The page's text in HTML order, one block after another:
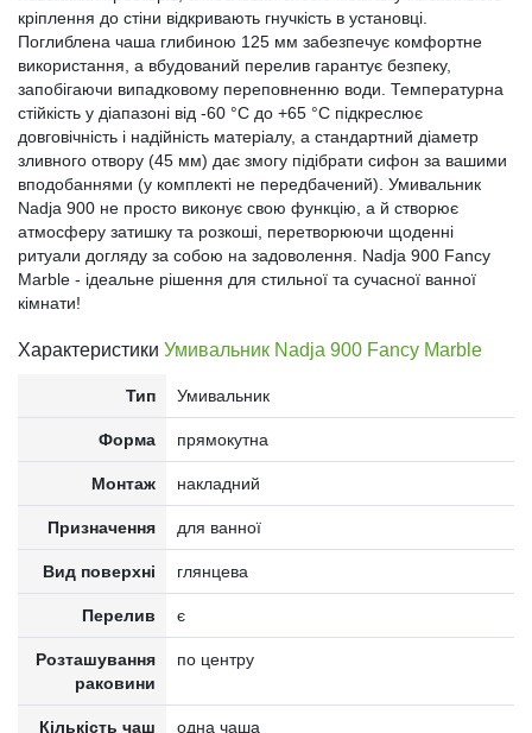
кріплення до стіни відкривають гнучкість в установці.
Поглиблена чаша глибиною 125 мм забезпечує комфортне
використання, а вбудований перелив гарантує безпеку,
запобігаючи випадковому переповненню води. Температурна
стійкість у діапазоні від -60 °C до +65 °C підкреслює
довговічність і надійність матеріалу, а стандартний діаметр
зливного отвору (45 мм) дає змогу підібрати сифон за вашими
вподобаннями (у комплекті не передбачений). Умивальник
Nadja 900 не просто виконує свою функцію, а й створює
атмосферу затишку та розкоші, перетворюючи щоденні
ритуали догляду за собою на задоволення. Nadja 900 Fancy
Marble - ідеальне рішення для стильної та сучасної ванної
кімнати!
Характеристики Умивальник Nadja 900 Fancy Marble
Тип Умивальник
Форма прямокутна
Монтаж накладний
Призначення для ванної
Вид поверхні глянцева
Перелив є
Розташування
раковини
по центру
Кількість чаш одна чаша